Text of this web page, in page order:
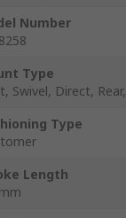
Number
Type
Swivel, Direct,
Type
Length